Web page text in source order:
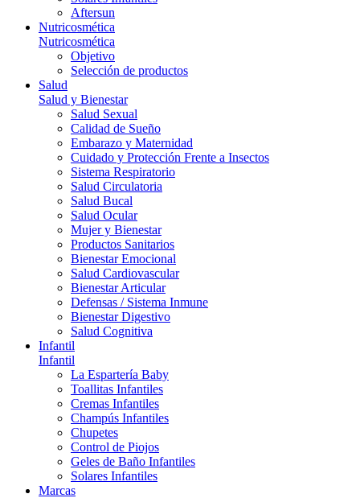
Aftersun
Nutricosmética
Nutricosmética
Objetivo
Selección de productos
Salud
Salud y Bienestar
Salud Sexual
Calidad de Sueño
Embarazo y Maternidad
Cuidado y Protección Frente a Insectos
Sistema Respiratorio
Salud Circulatoria
Salud Bucal
Salud Ocular
Mujer y Bienestar
Productos Sanitarios
Bienestar Emocional
Salud Cardiovascular
Bienestar Articular
Defensas / Sistema Inmune
Bienestar Digestivo
Salud Cognitiva
Infantil
Infantil
La Espartería Baby
Toallitas Infantiles
Cremas Infantiles
Champús Infantiles
Chupetes
Control de Piojos
Geles de Baño Infantiles
Solares Infantiles
Marcas